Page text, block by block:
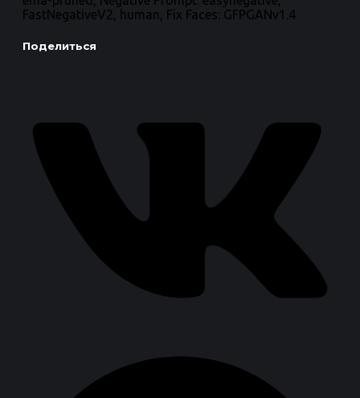
FastNegativeV2, human, Fix Faces: GFPGANv1.4
Поделиться